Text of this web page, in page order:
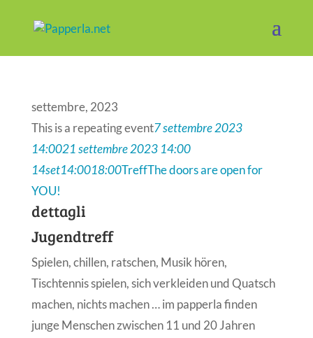
settembre, 2023
This is a repeating event7 settembre 2023
14:0021 settembre 2023 14:00
14set14:0018:00TreffThe doors are open for
YOU!
dettagli
Jugendtreff
Spielen, chillen, ratschen, Musik hören,
Tischtennis spielen, sich verkleiden und Quatsch
machen, nichts machen … im papperla finden
junge Menschen zwischen 11 und 20 Jahren